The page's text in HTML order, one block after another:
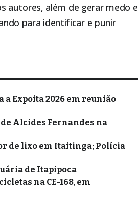
autores, além de gerar medo e
para identificar e punir
Expoita 2026 em reunião
Alcides Fernandes na
de lixo em Itaitinga; Polícia
de Itapipoca
na CE-168, em